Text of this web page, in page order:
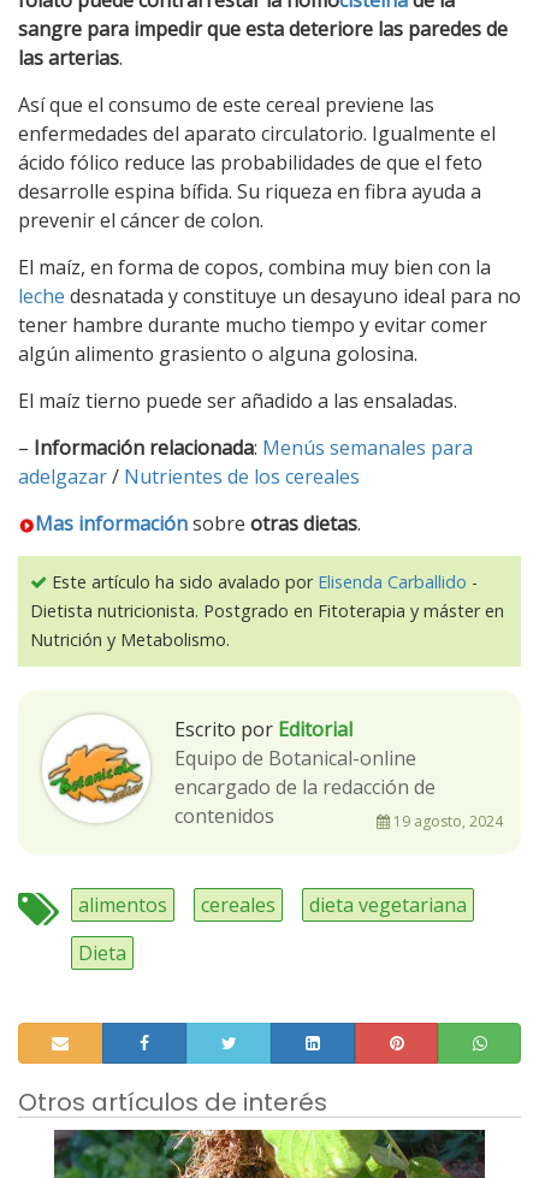
sangre para impedir que esta deteriore las paredes de
las arterias.
Así que el consumo de este cereal previene las
enfermedades del aparato circulatorio. Igualmente el
ácido fólico reduce las probabilidades de que el feto
desarrolle espina bífida. Su riqueza en fibra ayuda a
prevenir el cáncer de colon.
El maíz, en forma de copos, combina muy bien con la
leche desnatada y constituye un desayuno ideal para no
tener hambre durante mucho tiempo y evitar comer
algún alimento grasiento o alguna golosina.
El maíz tierno puede ser añadido a las ensaladas.
– Información relacionada: Menús semanales para
adelgazar/ Nutrientes de los cereales
Mas informaciónsobre otras dietas.
Este artículo ha sido avalado por Elisenda Carballido -
Dietista nutricionista. Postgrado en Fitoterapia y máster en
Nutrición y Metabolismo.
Escrito por Editorial
Equipo de Botanical-online
encargado de la redacción de
contenidos
19 agosto, 2024
alimentos cereales
dieta vegetariana
Dieta
Otros artículos de interés